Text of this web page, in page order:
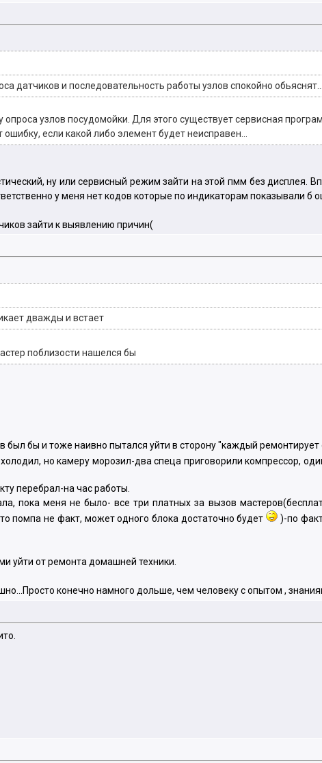
датчиков и последовательность работы узлов спокойно обьяснят...
узлов посудомойки. Для этого существует сервисная
если какой либо элемент будет неисправен...
ну или сервисный режим зайти на этой пмм без дисплея.
у меня нет кодов которые по индикаторам показывали б
зайти к выявлению причин(
дважды и встает
поблизости нашелся бы
был бы и тоже наивно пытался уйти в сторону "каждый
но камеру морозил-два спеца приговорили компрессор,
перебрал-на час работы.
пока меня не было- все три платных за вызов
помпа не факт, может одного блока достаточно будет
)-по
уйти от ремонта домашней техники.
конечно намного дольше, чем человеку с опытом ,